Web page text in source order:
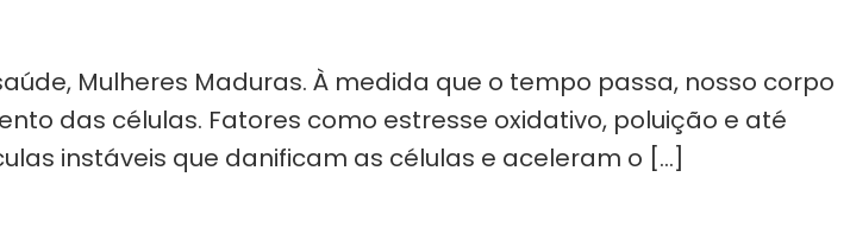
Mulheres Maduras. À medida que o tempo passa, nosso corpo
das células. Fatores como estresse oxidativo, poluição e até
instáveis ​​que danificam as células e aceleram o […]